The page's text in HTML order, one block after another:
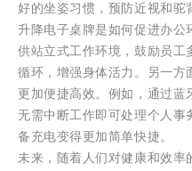
好的坐姿习惯，预防近视和驼
升降电子桌牌是如何促进办公
供站立式工作环境，鼓励员工
循环，增强身体活力。另一方
更加便捷高效。例如，通过蓝
无需中断工作即可处理个人事
备充电变得更加简单快捷。
未来，随着人们对健康和效率